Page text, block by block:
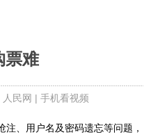
票难
民网 | 手机看视频
、用户名及密码遗忘等问题，